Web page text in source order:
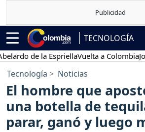
TECNOLOGÍA
de la EspriellaVuelta a ColombiaJorge
Tecnología Noticias
El hombre que
una botella de
parar, ganó y luego